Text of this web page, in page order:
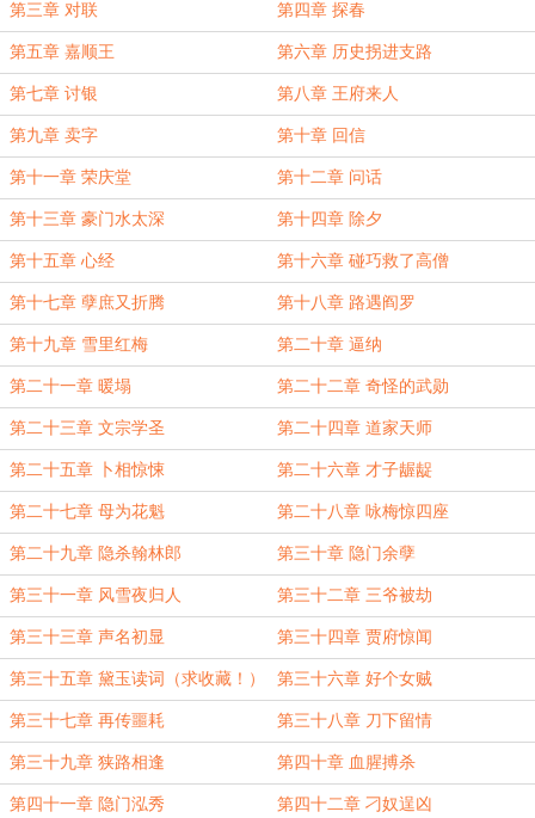
第三章 对联 第四章 探春
第五章 嘉顺王 第六章 历史拐进支路
第七章 讨银 第八章 王府来人
第九章 卖字 第十章 回信
第十一章 荣庆堂 第十二章 问话
第十三章 豪门水太深 第十四章 除夕
第十五章 心经 第十六章 碰巧救了高僧
第十七章 孽庶又折腾 第十八章 路遇阎罗
第十九章 雪里红梅 第二十章 逼纳
第二十一章 暖塌 第二十二章 奇怪的武勋
第二十三章 文宗学圣 第二十四章 道家天师
第二十五章 卜相惊悚 第二十六章 才子龌龊
第二十七章 母为花魁 第二十八章 咏梅惊四座
第二十九章 隐杀翰林郎 第三十章 隐门余孽
第三十一章 风雪夜归人 第三十二章 三爷被劫
第三十三章 声名初显 第三十四章 贾府惊闻
第三十五章 黛玉读词（求收藏！） 第三十六章 好个女贼
第三十七章 再传噩耗 第三十八章 刀下留情
第三十九章 狭路相逢 第四十章 血腥搏杀
第四十一章 隐门泓秀 第四十二章 刁奴逞凶